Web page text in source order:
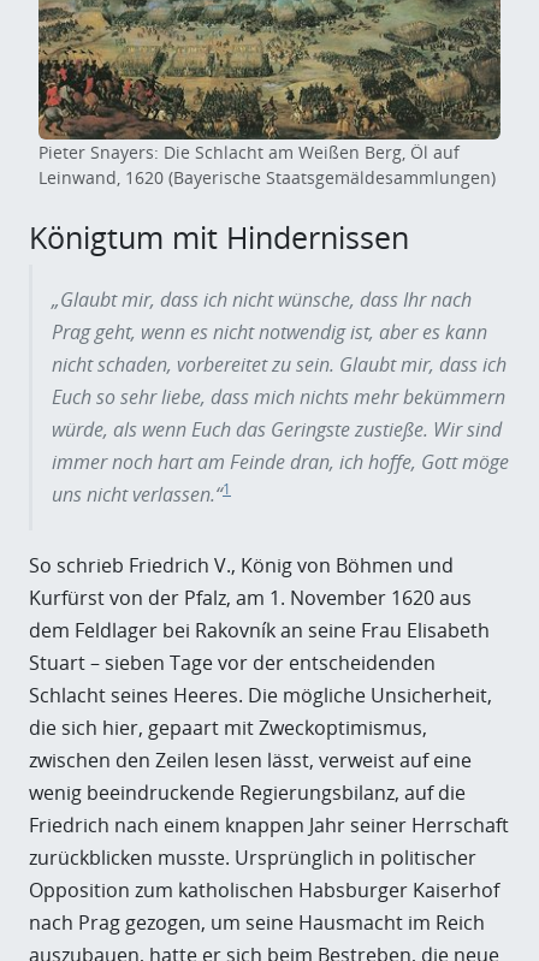
Pieter Snayers: Die Schlacht am Weißen Berg, Öl auf
Leinwand, 1620 (Bayerische Staatsgemäldesammlungen)
Königtum mit Hindernissen
„Glaubt mir, dass ich nicht wünsche, dass Ihr nach
Prag geht, wenn es nicht notwendig ist, aber es kann
nicht schaden, vorbereitet zu sein. Glaubt mir, dass ich
Euch so sehr liebe, dass mich nichts mehr bekümmern
würde, als wenn Euch das Geringste zustieße. Wir sind
immer noch hart am Feinde dran, ich hoffe, Gott möge
uns nicht verlassen.“1
So schrieb Friedrich V., König von Böhmen und
Kurfürst von der Pfalz, am 1. November 1620 aus
dem Feldlager bei Rakovník an seine Frau Elisabeth
Stuart – sieben Tage vor der entscheidenden
Schlacht seines Heeres. Die mögliche Unsicherheit,
die sich hier, gepaart mit Zweckoptimismus,
zwischen den Zeilen lesen lässt, verweist auf eine
wenig beeindruckende Regierungsbilanz, auf die
Friedrich nach einem knappen Jahr seiner Herrschaft
zurückblicken musste. Ursprünglich in politischer
Opposition zum katholischen Habsburger Kaiserhof
nach Prag gezogen, um seine Hausmacht im Reich
auszubauen, hatte er sich beim Bestreben, die neue